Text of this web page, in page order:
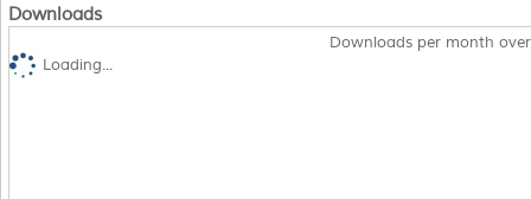
Downloads
Downloads per month
Loading...